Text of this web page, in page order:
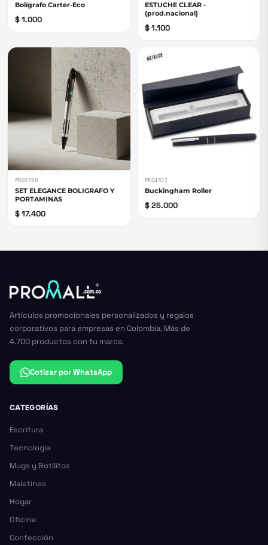
Bolígrafo Carter-Eco
$ 1.000
ESTUCHE CLEAR -
(prod.nacional)
$ 1.100
PRO3790
SET ELEGANCE BOLIGRAFO Y
PORTAMINAS
$ 17.400
PRO4922
Buckingham Roller
$ 25.000
Artículos promocionales personalizados y regalos
corporativos para empresas en Colombia. Más de
4.700 productos con tu marca.
Cotizar por WhatsApp
CATEGORÍAS
Escritura
Tecnología
Mugs y Botilitos
Maletines
Hogar
Oficina
Confección